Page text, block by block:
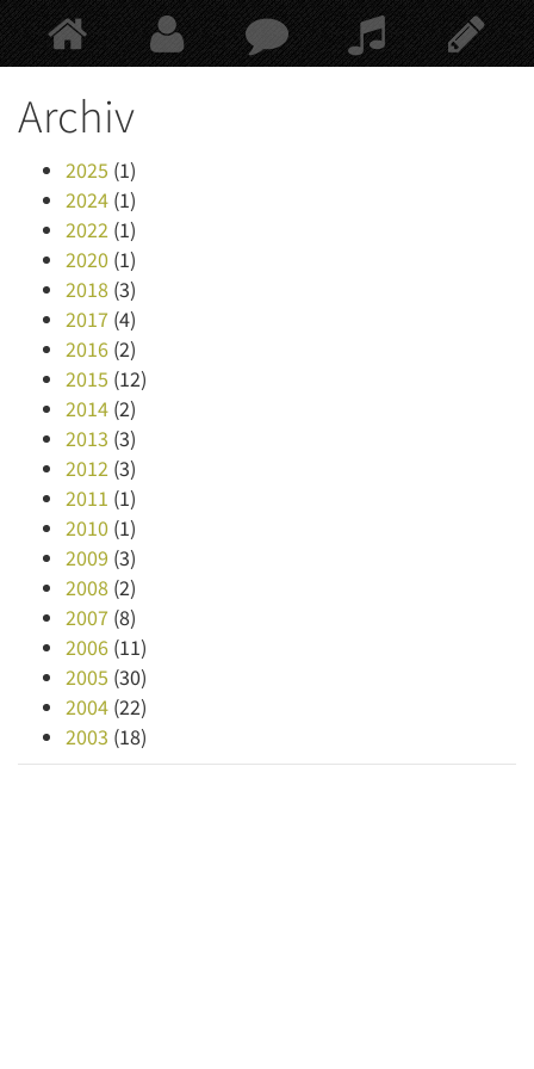
Springe
Hauptinhalt
Archiv
2025 (1)
2024 (1)
2022 (1)
2020 (1)
2018 (3)
2017 (4)
2016 (2)
2015 (12)
2014 (2)
2013 (3)
2012 (3)
2011 (1)
2010 (1)
2009 (3)
2008 (2)
2007 (8)
2006 (11)
2005 (30)
2004 (22)
2003 (18)